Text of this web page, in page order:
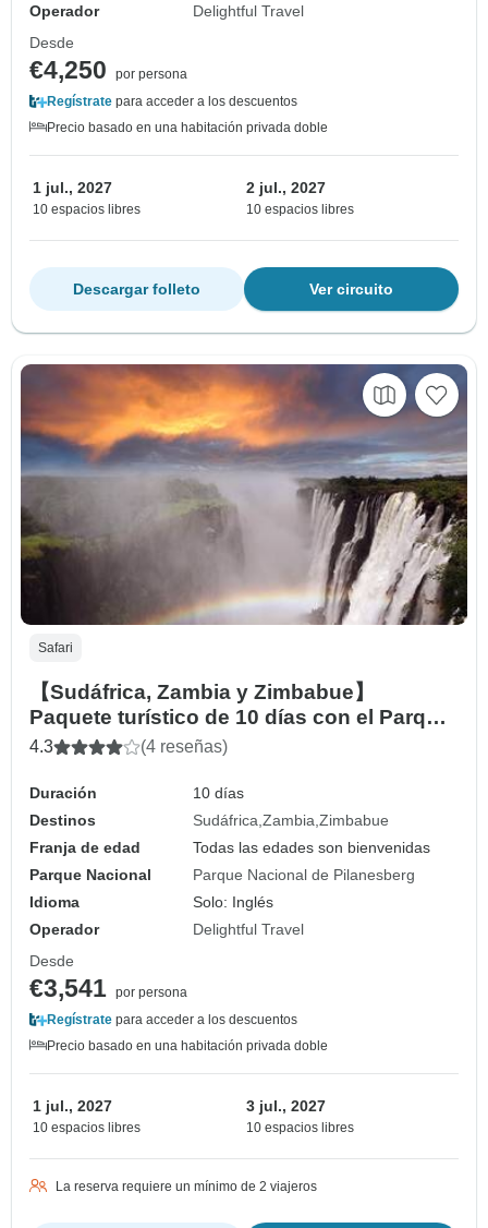
Operador
Delightful Travel
Desde
€4,250
por persona
Regístrate para acceder a los descuentos
Precio basado en una habitación privada doble
1 jul., 2027
10 espacios libres
2 jul., 2027
10 espacios libres
Ver circuito
Descargar folleto
Safari
【Sudáfrica, Zambia y Zimbabue】
Paquete turístico de 10 días con el Parque
Nacional de Pilanesberg y las Cataratas
4.3 (4 reseñas)
Duración
10 días
Destinos
Sudáfrica Zambia Zimbabue
Franja de edad
Todas las edades son bienvenidas
Parque Nacional
Parque Nacional de Pilanesberg
Idioma
Solo: Inglés
Operador
Delightful Travel
Desde
€3,541 por persona
Regístrate para acceder a los descuentos
Precio basado en una habitación privada doble
1 jul., 2027
10 espacios libres
3 jul., 2027
10 espacios libres
La reserva requiere un mínimo de 2 viajeros